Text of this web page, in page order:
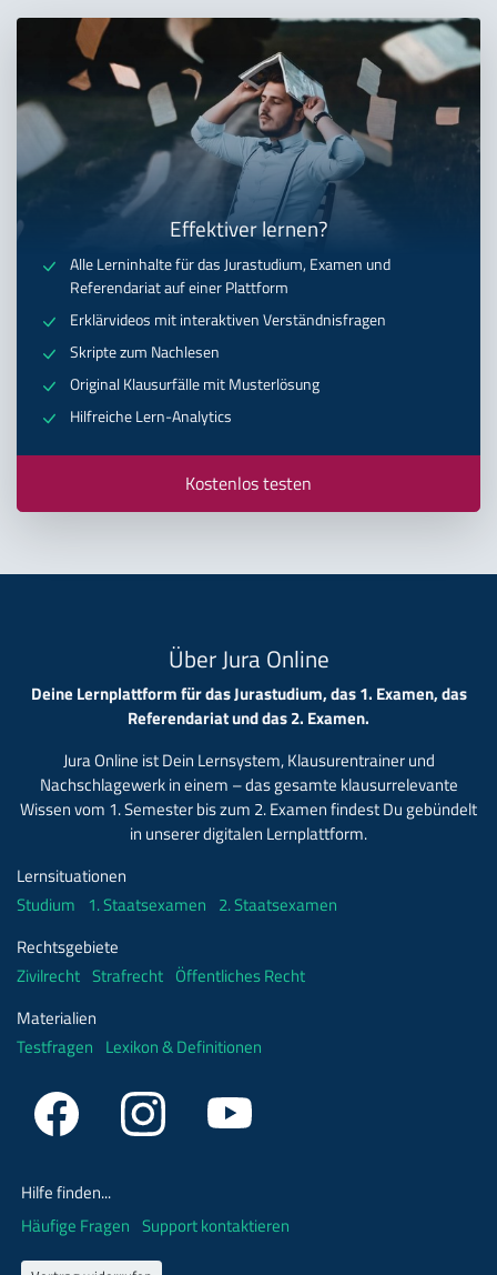
Effektiver lernen?
Alle Lerninhalte für das Jurastudium, Examen und
Referendariat auf einer Plattform
Erklärvideos mit interaktiven Verständnisfragen
Skripte zum Nachlesen
Original Klausurfälle mit Musterlösung
Hilfreiche Lern-Analytics
Kostenlos testen
Über Jura Online
Deine Lernplattform für das Jurastudium, das 1. Examen, das
Referendariat und das 2. Examen.
Jura Online ist Dein Lernsystem, Klausurentrainer und
Nachschlagewerk in einem – das gesamte klausurrelevante
Wissen vom 1. Semester bis zum 2. Examen findest Du gebündelt
in unserer digitalen Lernplattform.
Lernsituationen
Studium 1. Staatsexamen 2. Staatsexamen
Rechtsgebiete
Zivilrecht Strafrecht Öffentliches Recht
Materialien
Testfragen Lexikon & Definitionen
Hilfe finden...
Häufige Fragen Support kontaktieren